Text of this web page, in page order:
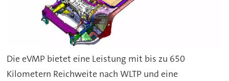
Die eVMP bietet eine Leistung mit bis zu 650
Kilometern Reichweite nach WLTP und eine